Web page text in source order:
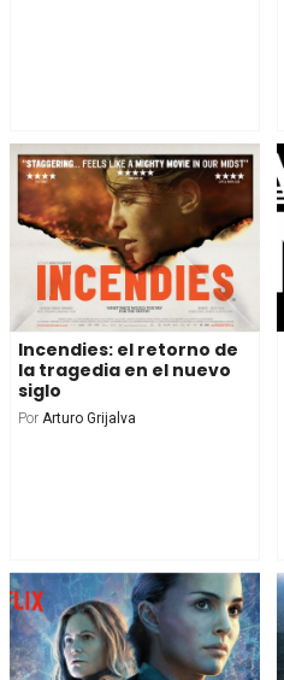
Incendies: el retorno de
la tragedia en el nuevo
siglo
Por Arturo Grijalva